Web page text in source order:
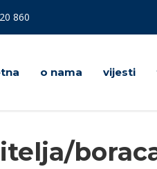
860
o nama vijesti